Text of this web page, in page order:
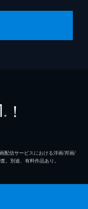
※ ！
配信サービスにおける洋画/邦画/
。別途、有料作品あり。